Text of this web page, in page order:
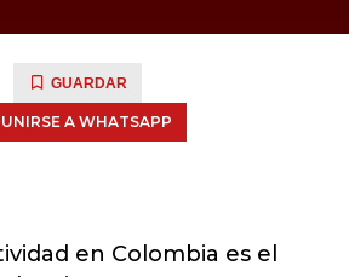
GUARDAR
UNIRSE A WHATSAPP
en Colombia es el